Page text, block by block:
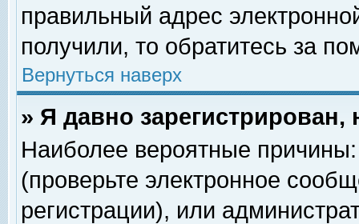
правильный адрес
получили, то обратитесь за
Вернуться наверх
» Я давно
Наиболее вероятные
(проверьте электронное
регистрации), или